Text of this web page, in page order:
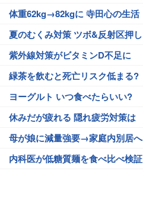
体重62kg→82kgに 寺田心の生活
夏のむくみ対策 ツボ&反射区押し
紫外線対策がビタミンD不足に
緑茶を飲むと死亡リスク低まる?
ヨーグルト いつ食べたらいい?
休みだが疲れる 隠れ疲労対策は
母が娘に減量強要→家庭内別居へ
内科医が低糖質麺を食べ比べ検証